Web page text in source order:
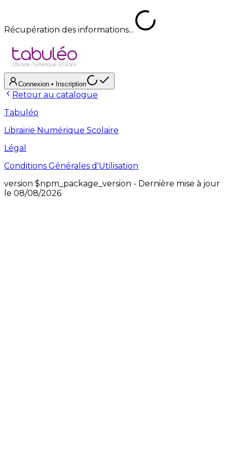
Récupération des informations...
Connexion • Inscription
Retour au catalogue
Tabuléo
Librairie Numérique Scolaire
Légal
Conditions Générales d'Utilisation
version $npm_package_version - Dernière mise à jour
le 08/08/2026